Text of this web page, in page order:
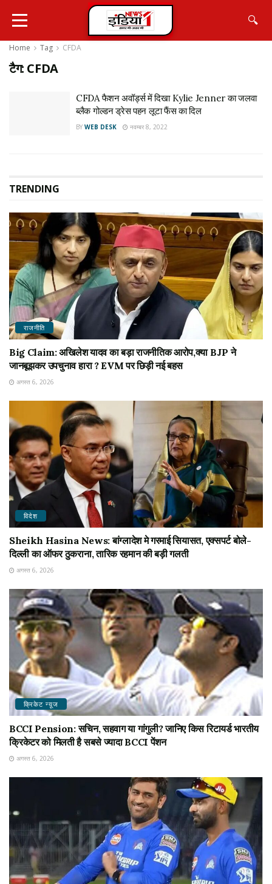
🔍
Home Tag CFDA
टैग: CFDA
CFDA फैशन अवॉर्ड्स में दिखा Kylie Jenner का जलवा
ब्लैक गोल्डन ड्रेस पहन लूटा फैंस का दिल
BY WEB DESK नवम्बर 8, 2022
TRENDING
राजनीति
Big Claim: अखिलेश यादव का बड़ा राजनीतिक आरोप,क्या BJP ने
जानबूझकर उपचुनाव हारा ? EVM पर छिड़ी नई बहस
अगस्त 6, 2026
विदेश
Sheikh Hasina News: बांग्लादेश मे गरमाई सियासत, एक्सपर्ट बोले-
दिल्ली का ऑफर ठुकराना, तारिक रहमान की बड़ी गलती
अगस्त 6, 2026
क्रिकेट न्यू़ज
BCCI Pension: सचिन, सहवाग या गांगुली? जानिए किस रिटायर्ड भारतीय
क्रिकेटर को मिलती है सबसे ज्यादा BCCI पेंशन
अगस्त 6, 2026